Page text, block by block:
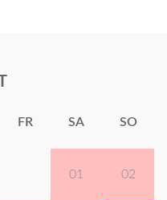
FR SA SO
01 02